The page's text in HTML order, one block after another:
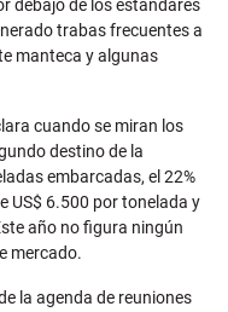
debajo de los estándares
trabas frecuentes a
manteca y algunas
cuando se miran los
destino de la
embarcadas, el 22%
US$ 6.500 por tonelada y
año no figura ningún
mercado.
la agenda de reuniones